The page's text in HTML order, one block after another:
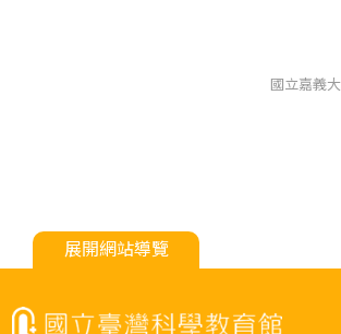
國立嘉義
展開網站導覽